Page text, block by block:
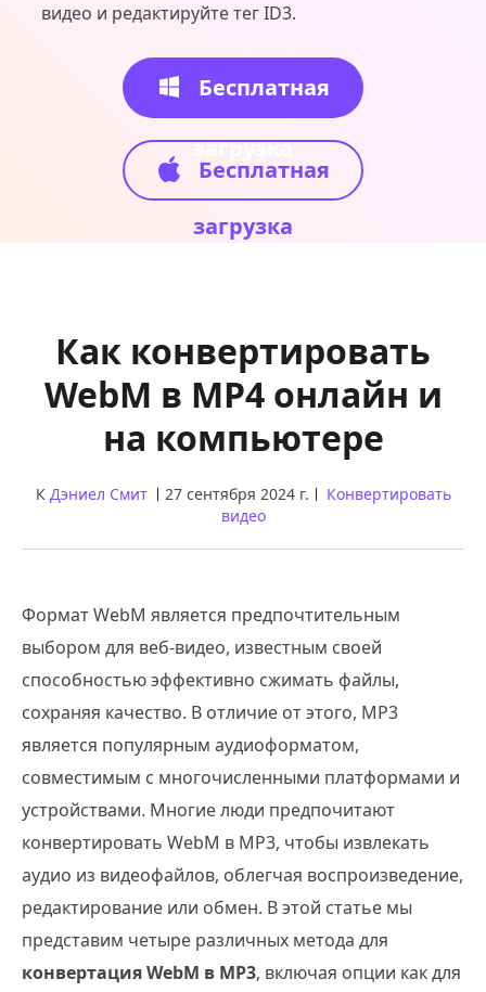
видео и редактируйте тег ID3.
Бесплатная
загрузка
Бесплатная
загрузка
Как конвертировать
WebM в MP4 онлайн и
на компьютере
К Дэниел Смит 27 сентября 2024 г.
Конвертировать
видео
Формат WebM является предпочтительным
выбором для веб-видео, известным своей
способностью эффективно сжимать файлы,
сохраняя качество. В отличие от этого, MP3
является популярным аудиоформатом,
совместимым с многочисленными платформами и
устройствами. Многие люди предпочитают
конвертировать WebM в MP3, чтобы извлекать
аудио из видеофайлов, облегчая воспроизведение,
редактирование или обмен. В этой статье мы
представим четыре различных метода для
конвертация WebM в MP3, включая опции как для